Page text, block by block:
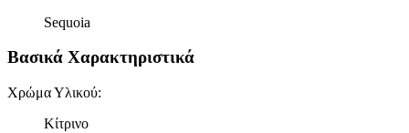
Sequoia
Βασικά Χαρακτηριστικά
Χρώμα Υλικού:
Κίτρινο